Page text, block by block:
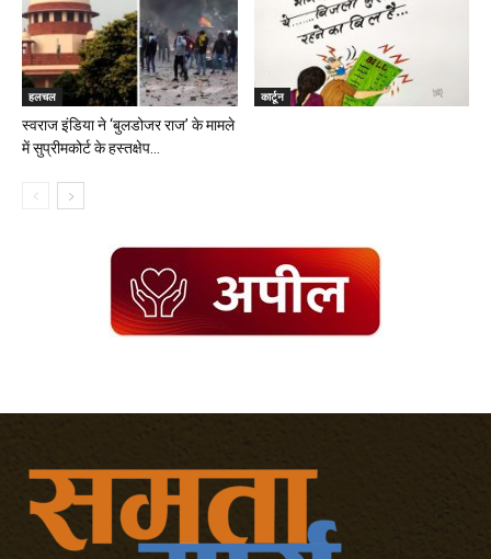
हलचल
स्वराज इंडिया ने ‘बुलडोजर राज’ के मामले
में सुप्रीमकोर्ट के हस्तक्षेप...
कार्टून